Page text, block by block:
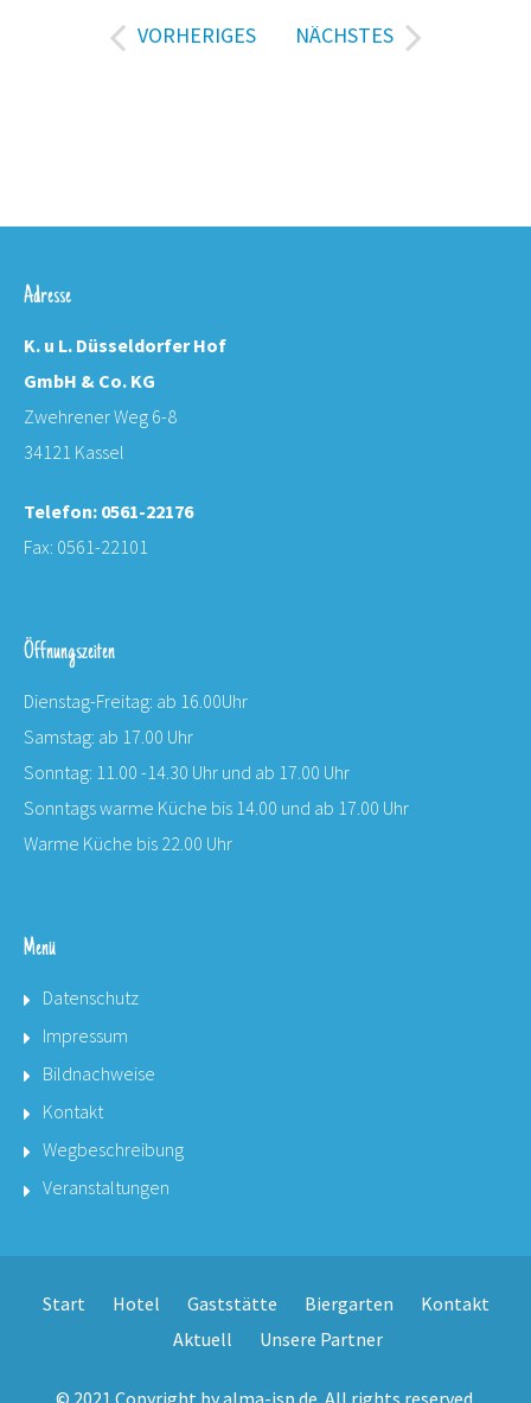
VORHERIGES NÄCHSTES
Adresse
K. u L. Düsseldorfer Hof
GmbH & Co. KG
Zwehrener Weg 6-8
34121 Kassel
Telefon: 0561-22176
Fax: 0561-22101
Öffnungszeiten
Dienstag-Freitag: ab 16.00Uhr
Samstag: ab 17.00 Uhr
Sonntag: 11.00 -14.30 Uhr und ab 17.00 Uhr
Sonntags warme Küche bis 14.00 und ab 17.00 Uhr
Warme Küche bis 22.00 Uhr
Menü
Datenschutz
Impressum
Bildnachweise
Kontakt
Wegbeschreibung
Veranstaltungen
Start Hotel Gaststätte Biergarten
Kontakt
Aktuell
Unsere Partner
© 2021 Copyright byalma-isp.de . All rights reserved.